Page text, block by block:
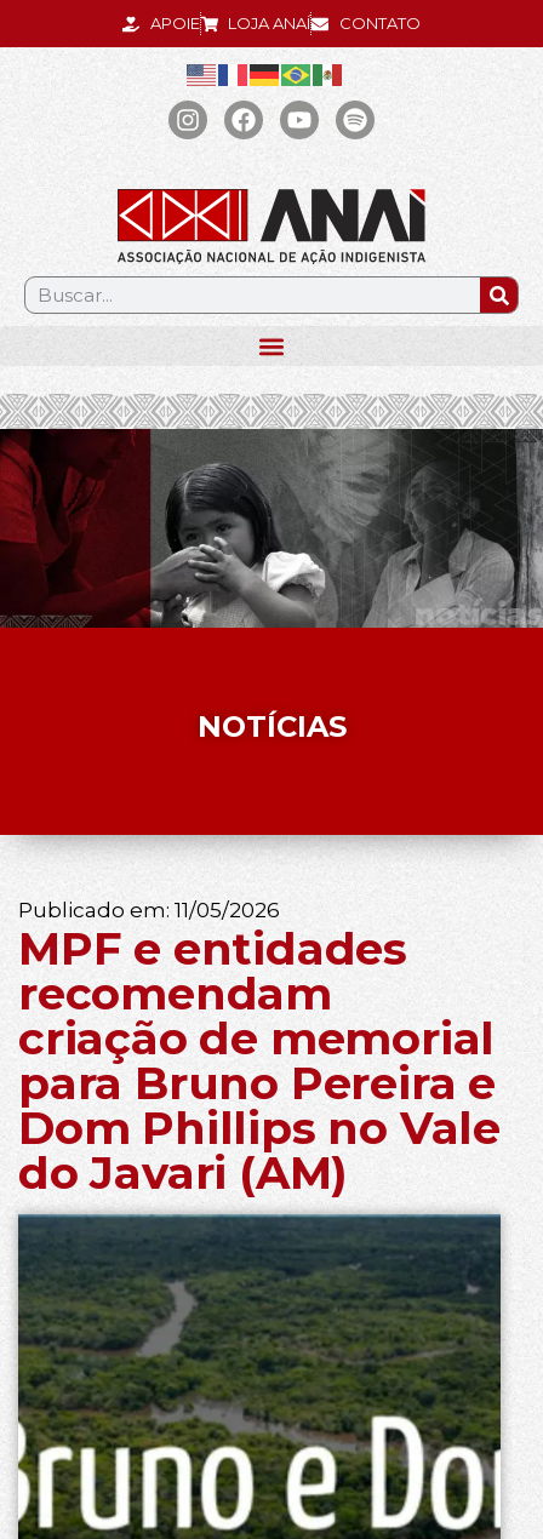
APOIE LOJA ANAÍ CONTATO
.
NOTÍCIAS
Publicado em: 11/05/2026
MPF e entidades
recomendam
criação de memorial
para Bruno Pereira e
Dom Phillips no Vale
do Javari (AM)